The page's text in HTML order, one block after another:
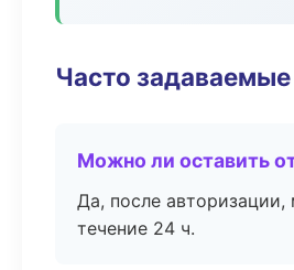
Часто
Можно ли оставить
Да, после
течение 24 ч.